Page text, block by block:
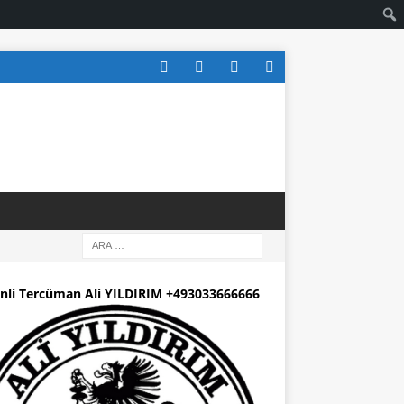
Tercüman Ali YILDIRIM +493033666666